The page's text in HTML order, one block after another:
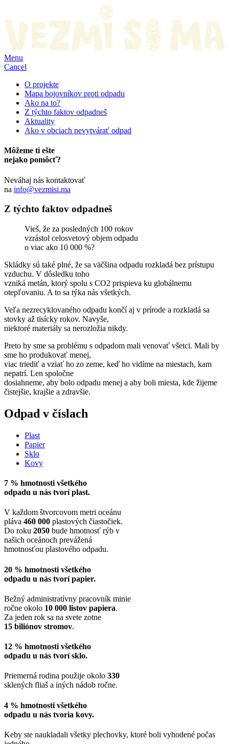
Menu
Cancel
O projekte
Mapa bojovníkov proti odpadu
Ako na to?
Z týchto faktov odpadneš
Aktuality
Ako v obciach nevytvárať odpad
Môžeme ti ešte
nejako pomôcť?
Neváhaj nás kontaktovať
na info@vezmisi.ma
Z týchto faktov odpadneš
Vieš, že za posledných 100 rokov
vzrástol celosvetový objem odpadu
o viac ako 10 000 %?
Skládky sú také plné, že sa väčšina odpadu rozkladá bez prístupu
vzduchu. V dôsledku toho
vzniká metán, ktorý spolu s CO2 prispieva ku globálnemu
otepľovaniu. A to sa týka nás všetkých.
Veľa nezrecyklovaného odpadu končí aj v prírode a rozkladá sa
stovky až tisícky rokov. Navyše,
niektoré materiály sa nerozložia nikdy.
Preto by sme sa problému s odpadom mali venovať všetci. Mali by
sme ho produkovať menej,
viac triediť a vziať ho zo zeme, keď ho vidíme na miestach, kam
nepatrí. Len spoločne
dosiahneme, aby bolo odpadu menej a aby boli miesta, kde žijeme
čistejšie, krajšie a zdravšie.
Odpad v číslach
Plast
Papier
Sklo
Kovy
7 % hmotnosti všetkého
odpadu u nás tvorí plast.
V každom štvorcovom metri oceánu
pláva 460 000 plastových čiastočiek.
Do roku 2050 bude hmotnosť rýb v
našich oceánoch prevážená
hmotnosťou plastového odpadu.
20 % hmotnosti všetkého
odpadu u nás tvorí papier.
Bežný administratívny pracovník minie
ročne okolo 10 000 listov papiera.
Za jeden rok sa na svete zotne
15 biliónov stromov.
12 % hmotnosti všetkého
odpadu u nás tvorí sklo.
Priemerná rodina použije okolo 330
sklených fliaš a iných nádob ročne.
4 % hmotnosti všetkého
odpadu u nás tvoria kovy.
Keby ste naukladali všetky plechovky, ktoré boli vyhodené počas